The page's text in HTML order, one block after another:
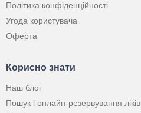
Політика конфіденційності
Угода користувача
Оферта
Корисно знати
Наш блог
Пошук і онлайн-резервування ліків